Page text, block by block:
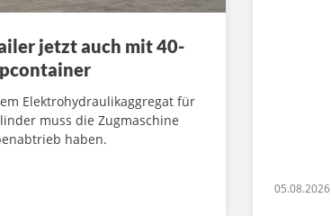
jetzt auch mit 40-
Elektrohydraulikaggregat für
muss die Zugmaschine
haben.
05.08.2026